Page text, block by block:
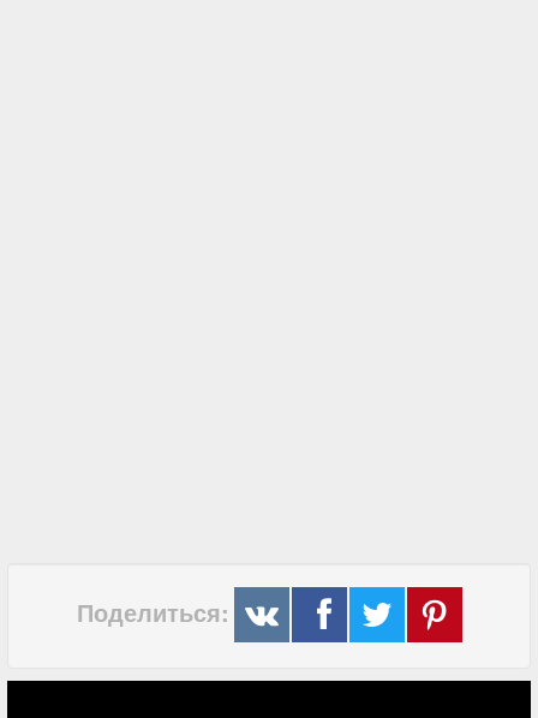
Поделиться: